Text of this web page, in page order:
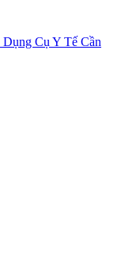
Dụng Cụ Y Tế Cần